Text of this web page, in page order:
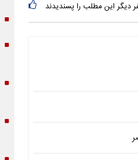
دیگر این مطلب را پسندیدند